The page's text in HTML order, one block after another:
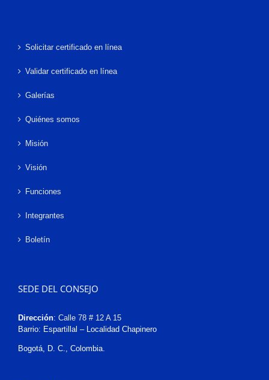
Solicitar certificado en línea
Validar certificado en línea
Galerías
Quiénes somos
Misión
Visión
Funciones
Integrantes
Boletín
SEDE DEL CONSEJO
Dirección: Calle 78 # 12 A 15
Barrio: Espartillal – Localidad Chapinero
Bogotá, D. C., Colombia.